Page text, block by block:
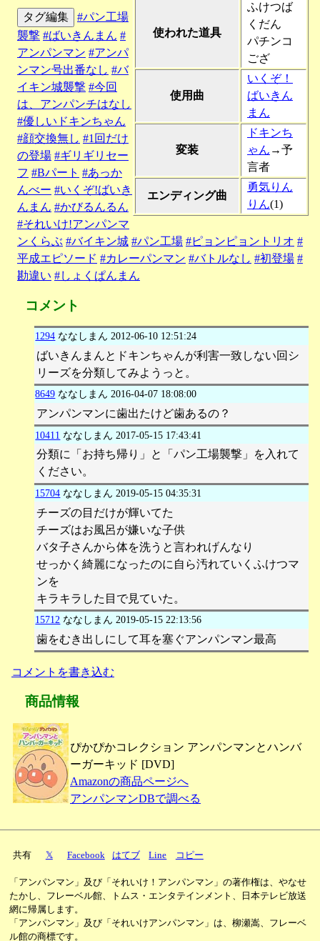
使われた道具
ふけつば
くだん
パチンコ
ござ
使用曲
いくぞ！
ばいきん
まん
変装
ドキンち
ゃん →予
言者
エンディング曲
勇気りん
りん(1)
タグ編集
#パン工場
襲撃 #ばいきんまん #
アンパンマン #アンパ
ンマン号出番なし #バ
イキン城襲撃 #今回
は、アンパンチはなし
#優しいドキンちゃん
#顔交換無し #1回だけ
の登場 #ギリギリセー
フ #Bパート #あっか
んべー #いくぞ!ばいき
んまん #かびるんるん
#それいけ!アンパンマ
ンくらぶ #バイキン城 #パン工場 #ピョンピョントリオ #
平成エピソード #カレーパンマン #バトルなし #初登場 #
勘違い #しょくぱんまん
コメント
1294 ななしまん 2012-06-10 12:51:24
ばいきんまんとドキンちゃんが利害一致しない回シ
リーズを分類してみようっと。
8649 ななしまん 2016-04-07 18:08:00
アンパンマンに歯出たけど歯あるの？
10411 ななしまん 2017-05-15 17:43:41
分類に「お持ち帰り」と「パン工場襲撃」を入れて
ください。
15704 ななしまん 2019-05-15 04:35:31
チーズの目だけが輝いてた
チーズはお風呂が嫌いな子供
バタ子さんから体を洗うと言われげんなり
せっかく綺麗になったのに自ら汚れていくふけつマ
ンを
キラキラした目で見ていた。
15712 ななしまん 2019-05-15 22:13:56
歯をむき出しにして耳を塞ぐアンパンマン最高
コメントを書き込む
商品情報
ぴかぴかコレクション アンパンマンとハンバ
ーガーキッド [DVD]
Amazonの商品ページへ
アンパンマンDBで調べる
共有 𝕏 Facebook はてブ Line コピー
「アンパンマン」及び「それいけ！アンパンマン」の著作権は、やなせ
たかし、フレーベル館、トムス・エンタテインメント、日本テレビ放送
網に帰属します。
「アンパンマン」及び「それいけアンパンマン」は、柳瀬嵩、フレーベ
ル館の商標です。